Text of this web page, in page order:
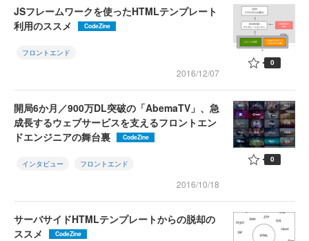
JSフレームワークを使ったHTMLテンプレート
利用のススメ
CodeZine
フロントエンド
2016/12/07
0
開局6か月／900万DL突破の「AbemaTV」、急
成長するウェブサービスを支えるフロントエン
ドエンジニアの舞台裏
CodeZine
インタビュー フロントエンド
2016/10/18
0
サーバサイドHTMLテンプレートからの脱却の
ススメ
CodeZine